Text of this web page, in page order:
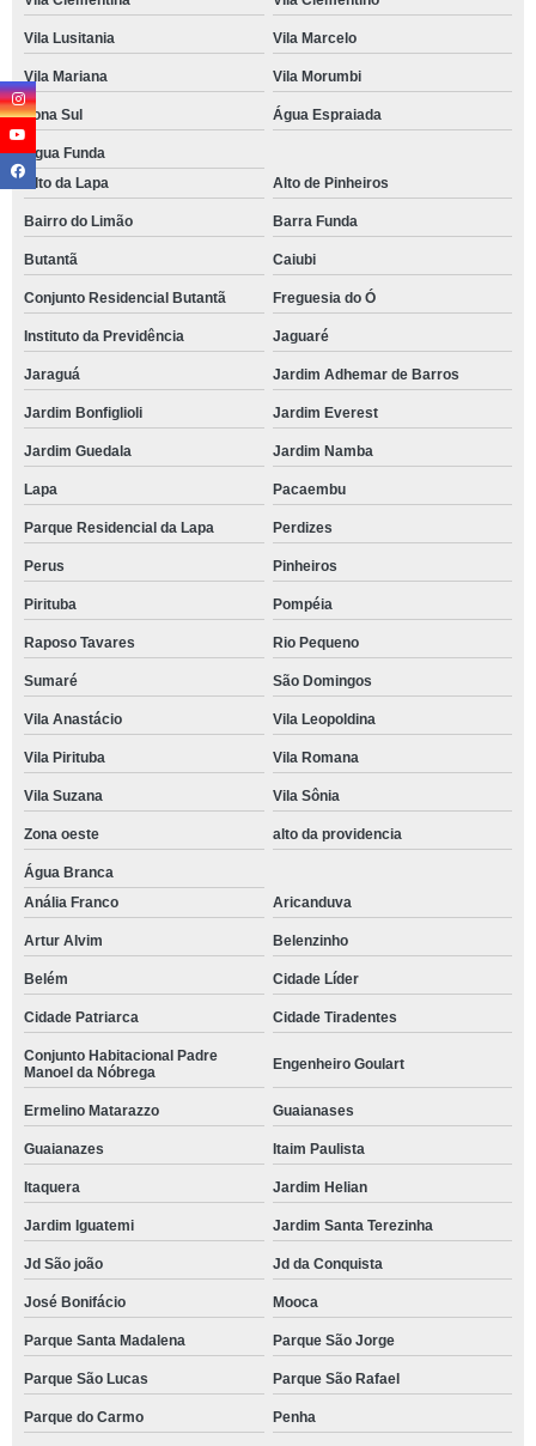
Vila Lusitania Vila Marcelo
Vila Mariana Vila Morumbi
Zona Sul Água Espraiada
Água Funda
Alto da Lapa
Alto de Pinheiros
Bairro do Limão Barra Funda
Butantã Caiubi
Conjunto Residencial Butantã Freguesia do Ó
Instituto da Previdência Jaguaré
Jaraguá Jardim Adhemar de Barros
Jardim Bonfiglioli Jardim Everest
Jardim Guedala Jardim Namba
Lapa Pacaembu
Parque Residencial da Lapa Perdizes
Perus Pinheiros
Pirituba Pompéia
Raposo Tavares Rio Pequeno
Sumaré São Domingos
Vila Anastácio Vila Leopoldina
Vila Pirituba Vila Romana
Vila Suzana Vila Sônia
Zona oeste alto da providencia
Água Branca
Anália Franco
Aricanduva
Artur Alvim Belenzinho
Belém Cidade Líder
Cidade Patriarca Cidade Tiradentes
Conjunto Habitacional Padre
Manoel da Nóbrega
Engenheiro Goulart
Ermelino Matarazzo Guaianases
Guaianazes Itaim Paulista
Itaquera Jardim Helian
Jardim Iguatemi Jardim Santa Terezinha
Jd São joão Jd da Conquista
José Bonifácio Mooca
Parque Santa Madalena Parque São Jorge
Parque São Lucas Parque São Rafael
Parque do Carmo Penha